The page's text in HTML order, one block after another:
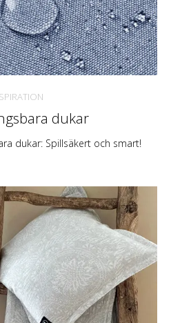
dukar
dukar: Spillsäkert och smart!